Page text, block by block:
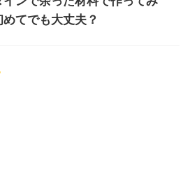
てでも大丈夫？